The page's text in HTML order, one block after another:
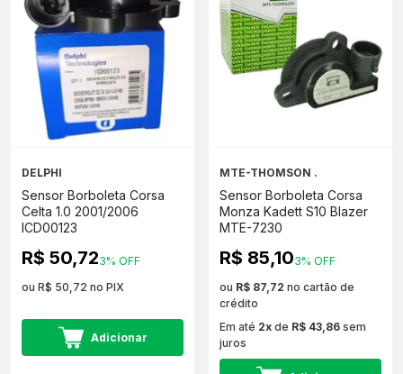
DELPHI
Sensor Borboleta Corsa
Celta 1.0 2001/2006
ICD00123
R$ 50,723% OFF
ou R$ 50,72 no PIX
Adicionar
MTE-THOMSON .
Sensor Borboleta Corsa
Monza Kadett S10 Blazer
MTE-7230
R$ 85,103% OFF
ou R$ 87,72 no cartão de
crédito
Em até 2x de R$ 43,86 sem
juros